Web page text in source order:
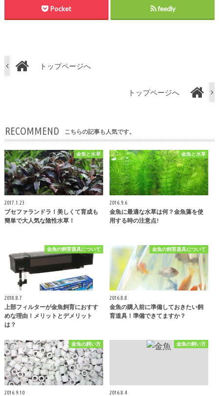
Pocket feedly
トップページへ
トップページへ
RECOMMEND こちらの記事も人気です。
金魚と水草
2017.1.23
ブセファランドラ！美しくて育成も
簡単で大人気な陰性水草！
金魚と水草
2016.9.6
金魚に最適な水草は何？金魚藻を使
用する時の注意点!
金魚の飼育器具について
2018.8.7
上部フィルターが金魚飼育におすす
めな理由！メリットとデメリット
は？
金魚の飼育器具について
2016.8.8
金魚の購入前に準備しておきたい飼
育道具！準備できてますか？
金魚の飼い方
2016.9.10
金魚の飼い方
2016.8.4